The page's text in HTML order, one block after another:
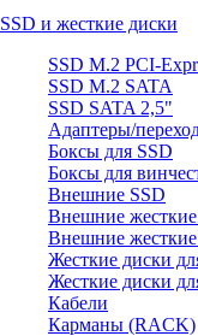
SSD и жесткие диски
SSD M.2 PCI-
SSD M.2 SATA
SSD SATA 2,5"
Адаптеры/
Боксы для SSD
Боксы для
Внешние SSD
Внешние
Внешние
Жесткие диски
Жесткие диски
Кабели
Карманы (RACK)